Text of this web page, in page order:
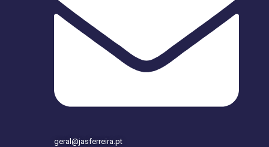
geral@jasferreira.pt